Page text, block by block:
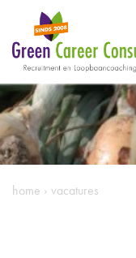
home › vacatures